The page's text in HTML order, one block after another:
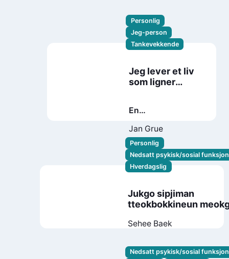
Personlig
Jeg-person
Tankevekkende
Jeg lever et liv
som ligner
En
Jan Grue
Personlig
Nedsatt psykisk/sosial
Hverdagslig
Jukgo sipjiman
tteokbokkineun
Sehee Baek
Nedsatt psykisk/sosial